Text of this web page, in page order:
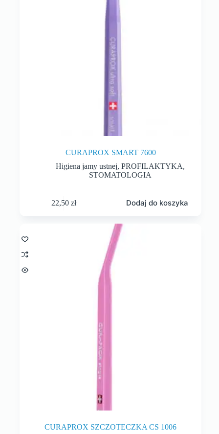
CURAPROX SMART 7600
Higiena jamy ustnej,PROFILAKTYKA,
STOMATOLOGIA
22,50zł Dodaj do koszyka
CURAPROX SZCZOTECZKA CS 1006